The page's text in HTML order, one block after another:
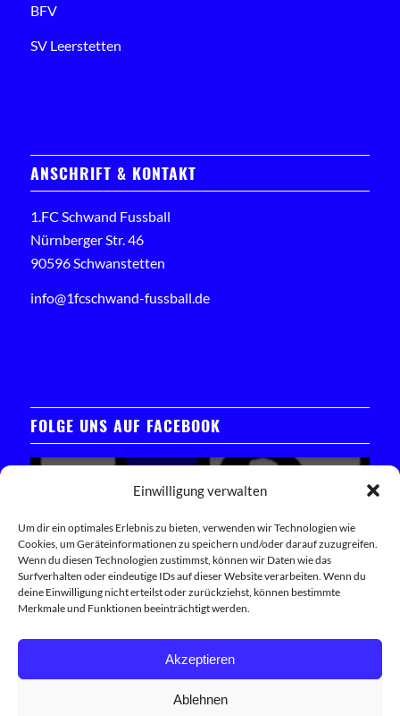
Einwilligung verwalten
Um dir ein optimales Erlebnis zu bieten, verwenden wir Technologien wie
Cookies, um Geräteinformationen zu speichern und/oder darauf zuzugreifen.
Wenn du diesen Technologien zustimmst, können wir Daten wie das
Surfverhalten oder eindeutige IDs auf dieser Website verarbeiten. Wenn du
deine Einwilligung nicht erteilst oder zurückziehst, können bestimmte
Merkmale und Funktionen beeinträchtigt werden.
Akzeptieren
Ablehnen
BFV
SV Leerstetten
ANSCHRIFT & KONTAKT
1.FC Schwand Fussball
Nürnberger Str. 46
90596 Schwanstetten
info@1fcschwand-fussball.de
FOLGE UNS AUF FACEBOOK
Klicken Sie hier, um das Facebook-Widget zu laden
Trete unserer Facebook-Community bei